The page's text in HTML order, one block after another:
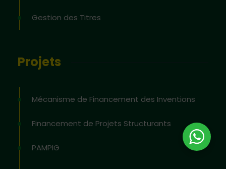
Gestion des Titres
Projets
Mécanisme de Financement des Inventions
Financement de Projets Structurants
PAMPIG